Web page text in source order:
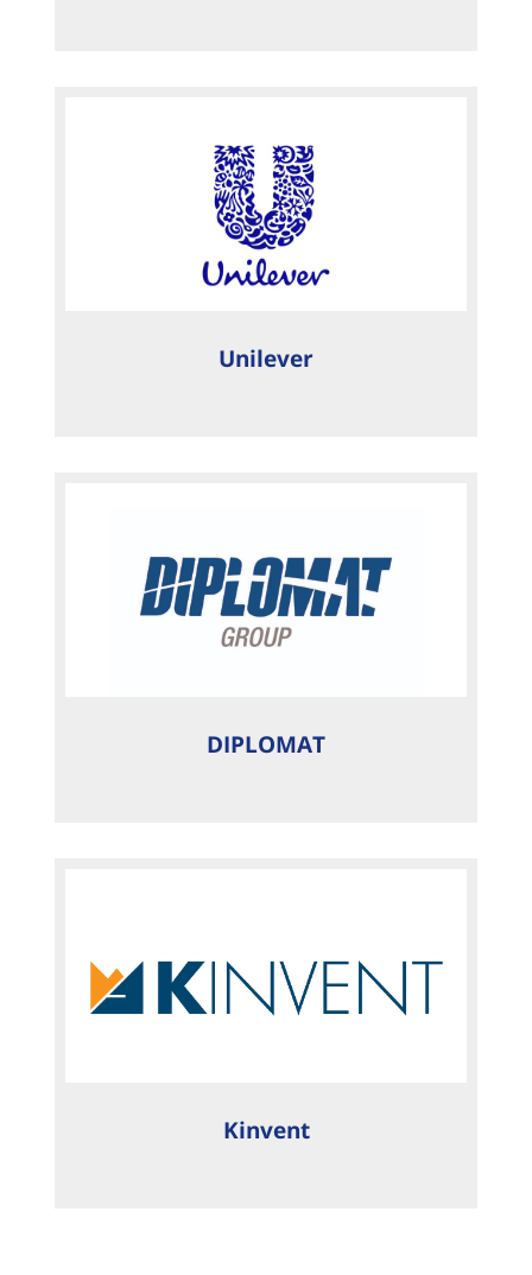
Unilever
DIPLOMAT
Kinvent